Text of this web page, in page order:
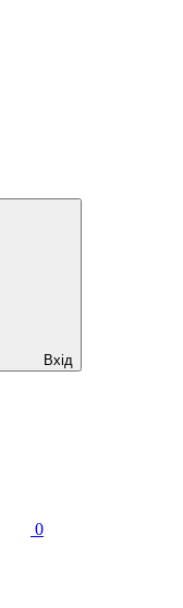
Вхід
0